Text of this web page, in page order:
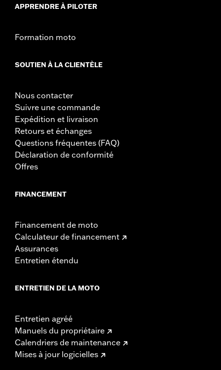
APPRENDRE À PILOTER
Formation moto
SOUTIEN À LA CLIENTÈLE
Nous contacter
Suivre une commande
Expédition et livraison
Retours et échanges
Questions fréquentes (FAQ)
Déclaration de conformité
Offres
FINANCEMENT
Financement de moto
Calculateur de financement
Assurances
Entretien étendu
ENTRETIEN DE LA MOTO
Entretien agréé
Manuels du propriétaire
Calendriers de maintenance
Mises à jour logicielles